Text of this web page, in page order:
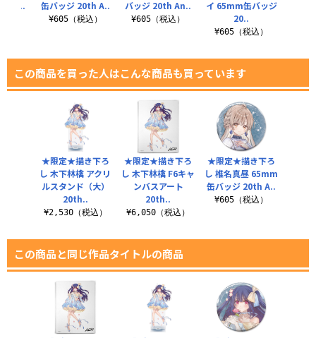
バッジ 20th An..
¥605（税込）
イ 65mm缶バッジ
20..
¥605（税込）
An..
缶バッジ 20th A..
¥605（税込）
この商品を買った人はこんな商品も買っています
★限定★描き下ろ
し 木下林檎 F6キャ
ンバスアート
20th..
¥6,050（税込）
★限定★描き下ろ
し 椎名真昼 65mm
缶バッジ 20th A..
¥605（税込）
★限定★描き下ろ
し 木下林檎 アクリ
ルスタンド（大）
20th..
¥2,530（税込）
この商品と同じ作品タイトルの商品